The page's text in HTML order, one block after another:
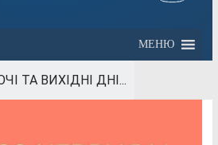
МЕНЮ
ТА ВИХІДНІ ДНІ...